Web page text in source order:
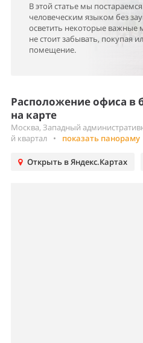
В этой статье мы
человеческим языком без
осветить некоторые
не стоит забывать, покупая
помещение.
Расположение офиса в
на карте
Москва, Западный
й квартал
• показать панораму
Открыть в Яндекс.Картах